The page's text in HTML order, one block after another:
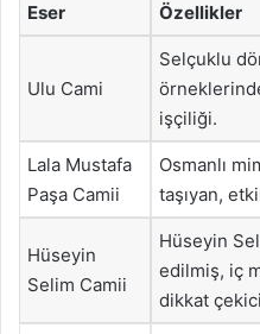
Eser Özellikler
Ulu Cami
Selçuklu
işçiliği.
Lala Mustafa
Paşa Camii
Osmanlı
taşıyan,
Hüseyin
Selim Camii
Hüseyin
edilmiş, iç
dikkat